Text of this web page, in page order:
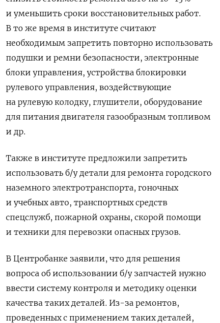
и уменьшить сроки восстановительных работ.
В то же время в институте считают
необходимым запретить повторно использовать
подушки и ремни безопасности, электронные
блоки управления, устройства блокировки
рулевого управления, воздействующие
на рулевую колодку, глушители, оборудование
для питания двигателя газообразным топливом
и др.
Также в институте предложили запретить
использовать б/у детали для ремонта городского
наземного электротранспорта, гоночных
и учебных авто, транспортных средств
спецслужб, пожарной охраны, скорой помощи
и техники для перевозки опасных грузов.
В Центробанке заявили, что для решения
вопроса об использовании б/у запчастей нужно
ввести систему контроля и методику оценки
качества таких деталей. Из-за ремонтов,
проведенных с применением таких деталей,